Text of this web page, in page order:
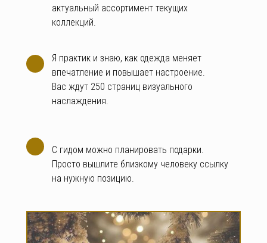
актуальный ассортимент текущих
коллекций.
С гидом можно планировать подарки.
Просто вышлите близкому человеку ссылку
на нужную позицию.
Я практик и знаю, как одежда меняет
впечатление и повышает настроение.
Вас ждут 250 страниц визуального
наслаждения.